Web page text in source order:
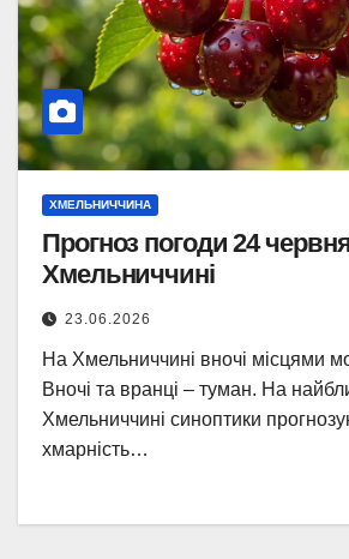
ХМЕЛЬНИЧЧИНА
Прогноз погоди 24
Хмельниччині
23.06.2026
На Хмельниччині вночі місцями
Вночі та вранці – туман. На
Хмельниччині синоптики
хмарність…